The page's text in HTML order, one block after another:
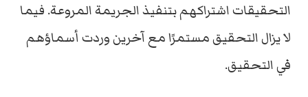
التحقيقات اشتراكهم بتنفيذ الجريمة المروعة. فيما
لا يزال التحقيق مستمرًا مع آخرين وردت أسماؤهم
في التحقيق.